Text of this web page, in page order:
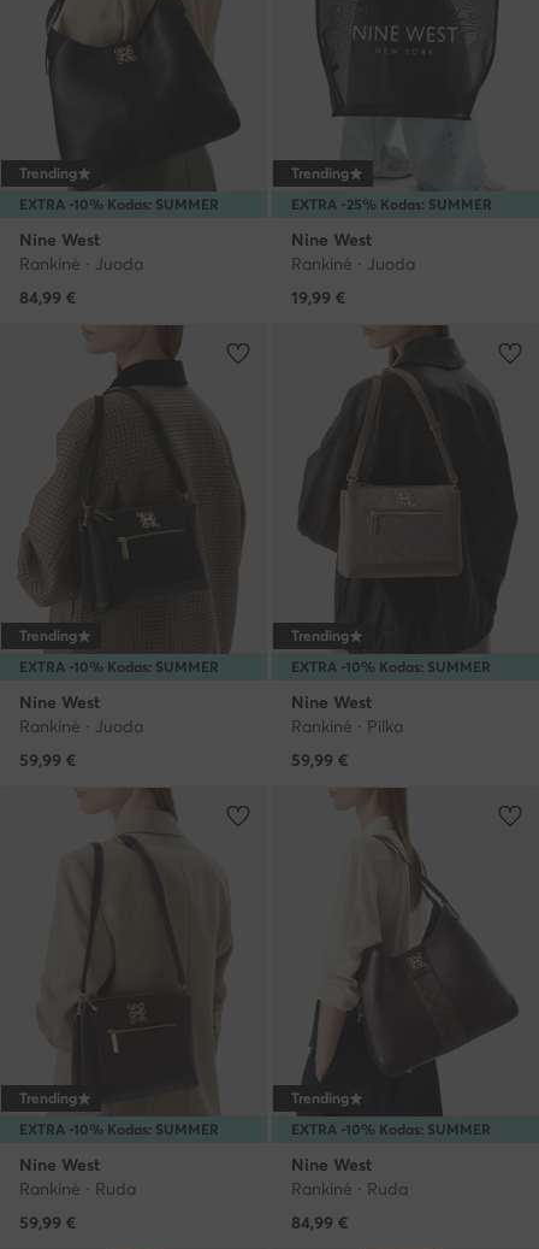
EXTRA -10% Kodas: SUMMER
Trending
Nine West
Rankinė · Juoda
84,99 €
EXTRA -25% Kodas: SUMMER
Trending
Nine West
Rankinė · Juoda
19,99 €
EXTRA -10% Kodas: SUMMER
Trending
Nine West
Rankinė · Juoda
59,99 €
EXTRA -10% Kodas: SUMMER
Trending
Nine West
Rankinė · Pilka
59,99 €
EXTRA -10% Kodas: SUMMER
Trending
Nine West
Rankinė · Ruda
59,99 €
EXTRA -10% Kodas: SUMMER
Trending
Nine West
Rankinė · Ruda
84,99 €